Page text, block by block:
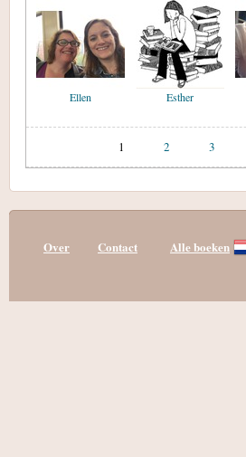
Ellen Esther
1 2 3
Over Contact Alle boeken